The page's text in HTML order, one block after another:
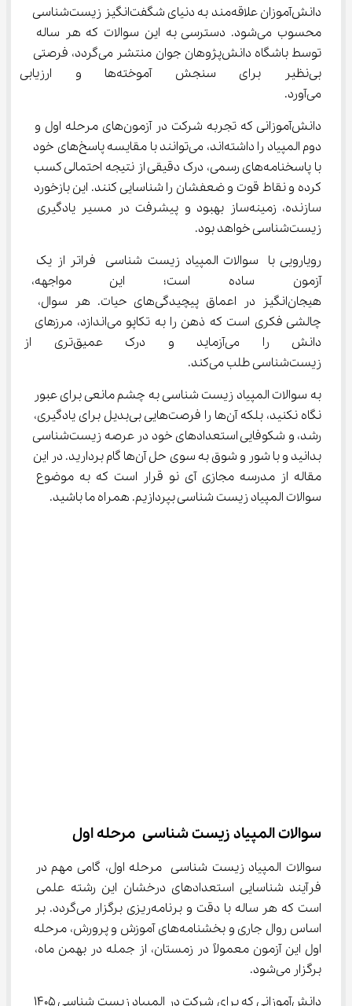
دانش‌آموزان علاقه‌مند به دنیای شگفت‌انگیز زیست‌شناسی
محسوب می‌شود. دسترسی به این سوالات که هر ساله
توسط باشگاه دانش‌پژوهان جوان منتشر می‌گردد، فرصتی
بی‌نظیر برای سنجش
می‌آورد.
دانش‌آموزانی که تجربه شرکت در آزمون‌های مرحله اول و
دوم المپیاد را داشته‌اند، می‌توانند با مقایسه پاسخ‌های خود
با پاسخنامه‌های رسمی، درک دقیقی از نتیجه احتمالی کسب
کرده و نقاط قوت و ضعفشان را شناسایی کنند. این بازخورد
سازنده، زمینه‌ساز بهبود و پیشرفت در مسیر یادگیری
زیست‌شناسی خواهد بود.
رویارویی با سوالات المپیاد زیست شناسی فراتر از یک
آزمون ساده است؛ این
هیجان‌انگیز در اعماق پیچیدگی‌های حیات. هر سوال،
چالشی فکری است که ذهن را به تکاپو می‌اندازد، مرزهای
دانش را می‌آزماید و درک
زیست‌شناسی طلب می‌کند.
به سوالات المپیاد زیست شناسی به چشم مانعی برای عبور
نگاه نکنید، بلکه آن‌ها را فرصت‌هایی بی‌بدیل برای یادگیری،
رشد، و شکوفایی استعدادهای خود در عرصه زیست‌شناسی
بدانید و با شور و شوق به سوی حل آن‌ها گام بردارید. در این
مقاله از مدرسه مجازی آی نو قرار است که به موضوع
سوالات المپیاد زیست شناسی بپردازیم. همراه ما باشید.
سوالات المپیاد زیست شناسی مرحله اول
سوالات المپیاد زیست شناسی مرحله اول، گامی مهم در
فرآیند شناسایی استعدادهای درخشان این رشته علمی
است که هر ساله با دقت و برنامه‌ریزی برگزار می‌گردد. بر
اساس روال جاری و بخشنامه‌های آموزش و پرورش، مرحله
اول این آزمون معمولاً در زمستان، از جمله در بهمن ماه،
برگزار می‌شود.